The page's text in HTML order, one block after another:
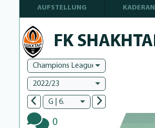
AUFSTELLUNG
FK
Champions League
2022/23
G | 6.
0